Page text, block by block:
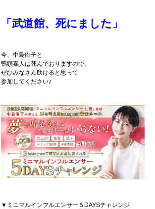
「武道館、死にました」
今、中島侑子と
鴨頭嘉人は死んでおりますので、
ぜひみなさん助けると思って
参加してください♪
▼ミニマルインフルエンサー５DAYSチャレンジ